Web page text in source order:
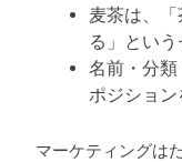
麦茶は、
る」とい
名前・分
ポジショ
マーケティングは